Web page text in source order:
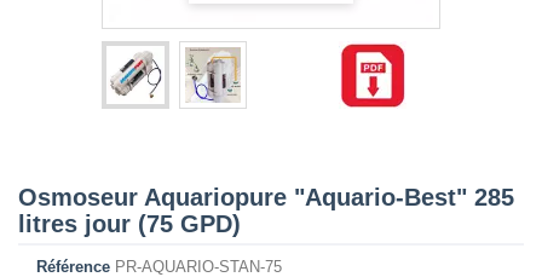
Osmoseur Aquariopure "Aquario-Best" 285
litres jour (75 GPD)
Référence PR-AQUARIO-STAN-75